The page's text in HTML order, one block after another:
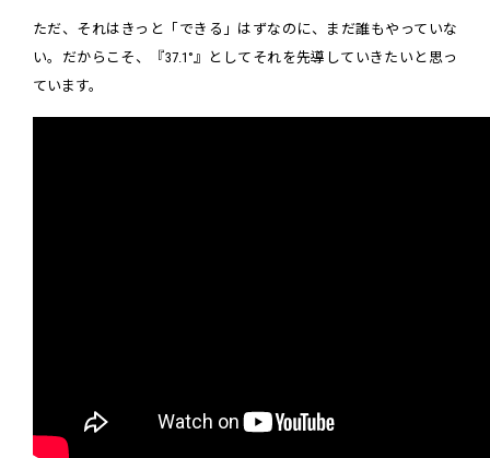
ただ、それはきっと「できる」はずなのに、まだ誰もやっていな
い。だからこそ、『37.1°』としてそれを先導していきたいと思っ
ています。